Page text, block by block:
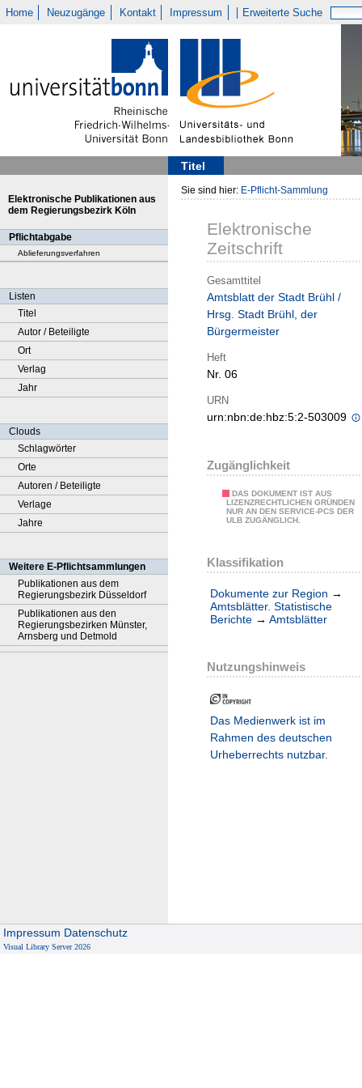
Home Neuzugänge Kontakt Impressum Erweiterte Suche
Titel
Elektronische Publikationen aus
dem Regierungsbezirk Köln
Pflichtabgabe
Ablieferungsverfahren
Listen
Titel
Autor / Beteiligte
Ort
Verlag
Jahr
Clouds
Schlagwörter
Orte
Autoren / Beteiligte
Verlage
Jahre
Weitere E-Pflichtsammlungen
Publikationen aus dem
Regierungsbezirk Düsseldorf
Publikationen aus den
Regierungsbezirken Münster,
Arnsberg und Detmold
Sie sind hier: E-Pflicht-Sammlung
Elektronische
Zeitschrift
Gesamttitel
Amtsblatt der Stadt Brühl /
Hrsg. Stadt Brühl, der
Bürgermeister
Heft
Nr. 06
URN
urn:nbn:de:hbz:5:2-503009
Zugänglichkeit
DAS DOKUMENT IST AUS
LIZENZRECHTLICHEN GRÜNDEN
NUR AN DEN SERVICE-PCS DER
ULB ZUGÄNGLICH.
Klassifikation
Dokumente zur Region →
Amtsblätter. Statistische
Berichte → Amtsblätter
Nutzungshinweis
Das Medienwerk ist im
Rahmen des deutschen
Urheberrechts nutzbar.
Impressum Datenschutz
Visual Library Server 2026